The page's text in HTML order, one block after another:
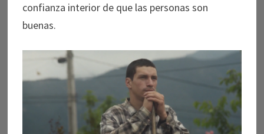
confianza interior de que las personas son
buenas.